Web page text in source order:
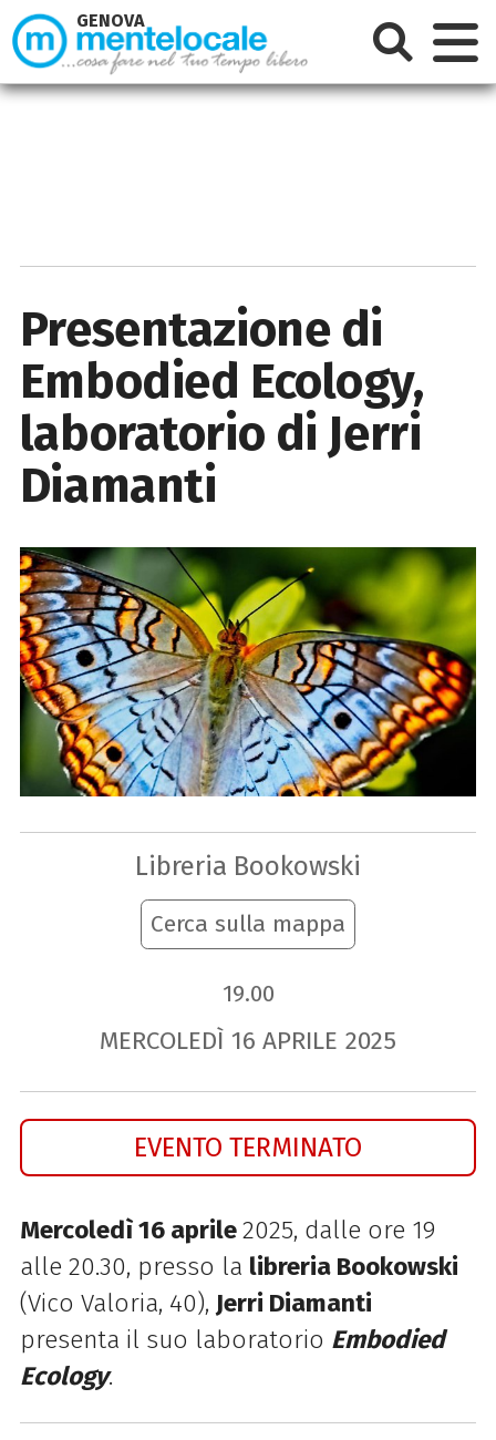
Presentazione di
Embodied Ecology,
laboratorio di Jerri
Diamanti
Libreria Bookowski
Cerca sulla mappa
19.00
MERCOLEDÌ 16 APRILE 2025
EVENTO TERMINATO
Mercoledì 16 aprile2025, dalle ore 19
alle 20.30, presso la libreria Bookowski
(Vico Valoria, 40), Jerri Diamanti
presenta il suo laboratorio Embodied
Ecology.
GENOVA